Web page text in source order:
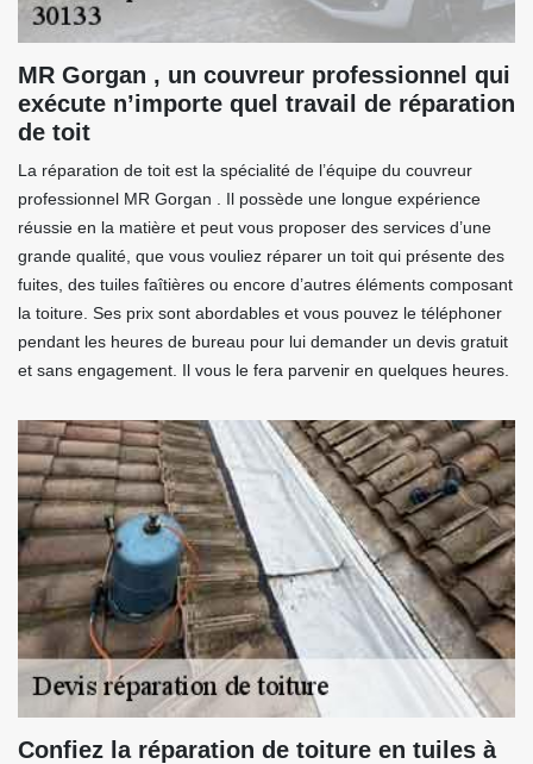
MR Gorgan , un couvreur professionnel qui
exécute n’importe quel travail de réparation
de toit
La réparation de toit est la spécialité de l’équipe du couvreur
professionnel MR Gorgan . Il possède une longue expérience
réussie en la matière et peut vous proposer des services d’une
grande qualité, que vous vouliez réparer un toit qui présente des
fuites, des tuiles faîtières ou encore d’autres éléments composant
la toiture. Ses prix sont abordables et vous pouvez le téléphoner
pendant les heures de bureau pour lui demander un devis gratuit
et sans engagement. Il vous le fera parvenir en quelques heures.
Confiez la réparation de toiture en tuiles à